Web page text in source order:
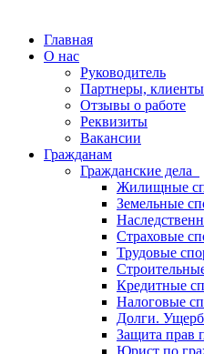
Главная
О нас
Руководитель
Партнеры, клиенты
Отзывы о работе
Реквизиты
Вакансии
Гражданам
Гражданские дела
Жилищные
Земельные
Страховые
Трудовые
Кредитные
Налоговые
Долги.
Защита прав
Юрист по